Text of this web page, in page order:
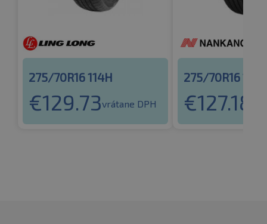
275/70R16 114H
€129.73vrátane DPH
275/70R16 114H
€127.18